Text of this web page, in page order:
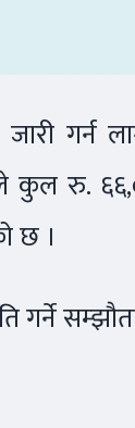
गर्न
कुल रु.
छ ।
गर्ने